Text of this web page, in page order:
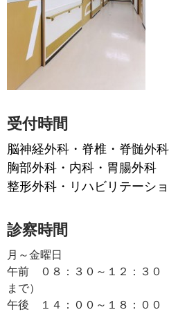
受付時間
脳神経外科・脊椎・脊髄外
胸部外科・内科・胃腸外科
整形外科・リハビリテーシ
診察時間
月～金曜日
午前 ０８：３０～１２：３０
まで）
午後 １４：００～１８：００